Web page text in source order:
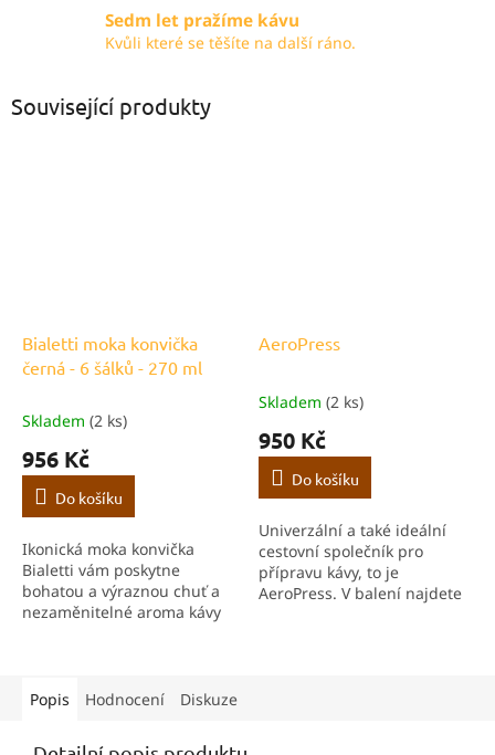
Sedm let pražíme kávu
Kvůli které se těšíte na další ráno.
Související produkty
Bialetti moka konvička
černá - 6 šálků - 270 ml
Skladem (2 ks)
956 Kč
Do košíku
Ikonická moka konvička
Bialetti vám poskytne
bohatou a výraznou chuť a
nezaměnitelné aroma kávy
rituál. Pozor,...
AeroPress
Průměrné
hodnocení
produktu
5,0
5
hvězdiček.
Skladem (2 ks)
950 Kč
Do košíku
Univerzální a také ideální
cestovní společník pro
přípravu kávy, to je
AeroPress. V balení najdete
Popis Hodnocení Diskuze